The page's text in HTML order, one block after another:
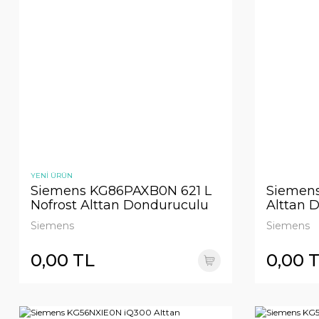
YENİ ÜRÜN
Siemens KG86PAXB0N 621 L
Nofrost Alttan Donduruculu
Buzdolabı
Siemens
0,00 TL
Alttan
Siemens
0,00